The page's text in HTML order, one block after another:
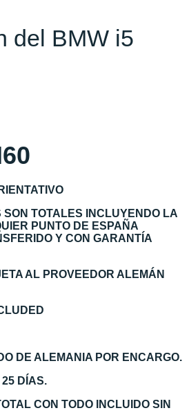
del BMW i5
SON TOTALES INCLUYENDO LA
PUNTO DE ESPAÑA
Y CON GARANTÍA
AL PROVEEDOR ALEMÁN
DE ALEMANIA POR ENCARGO.
DÍAS.
CON TODO INCLUIDO SIN